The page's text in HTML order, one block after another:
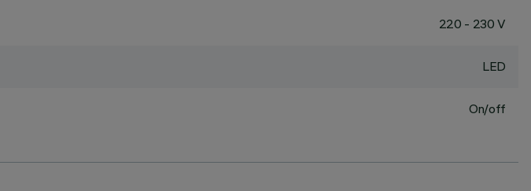
220 - 230 V
LED
On/off